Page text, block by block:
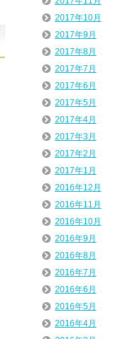
2017年10月
2017年9月
2017年8月
2017年7月
2017年6月
2017年5月
2017年4月
2017年3月
2017年2月
2017年1月
2016年12月
2016年11月
2016年10月
2016年9月
2016年8月
2016年7月
2016年6月
2016年5月
2016年4月